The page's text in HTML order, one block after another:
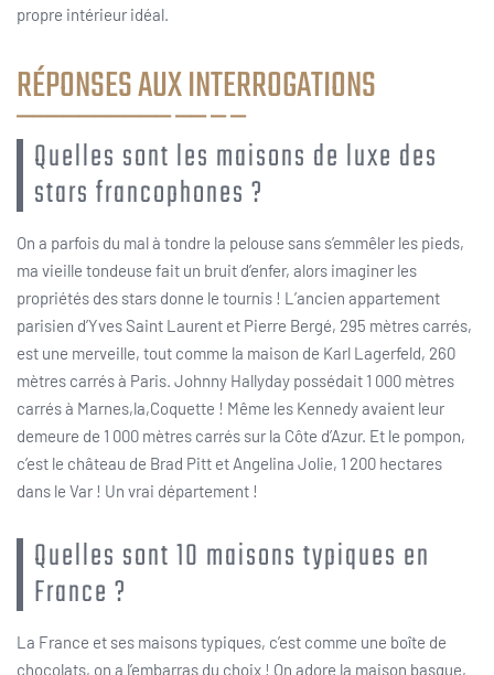
propre intérieur idéal.
RÉPONSES AUX INTERROGATIONS
Quelles sont les maisons de luxe des
stars francophones ?
On a parfois du mal à tondre la pelouse sans s’emmêler les pieds,
ma vieille tondeuse fait un bruit d’enfer, alors imaginer les
propriétés des stars donne le tournis ! L’ancien appartement
parisien d’Yves Saint Laurent et Pierre Bergé, 295 mètres carrés,
est une merveille, tout comme la maison de Karl Lagerfeld, 260
mètres carrés à Paris. Johnny Hallyday possédait 1 000 mètres
carrés à Marnes,la,Coquette ! Même les Kennedy avaient leur
demeure de 1 000 mètres carrés sur la Côte d’Azur. Et le pompon,
c’est le château de Brad Pitt et Angelina Jolie, 1 200 hectares
dans le Var ! Un vrai département !
Quelles sont 10 maisons typiques en
France ?
La France et ses maisons typiques, c’est comme une boîte de
chocolats, on a l’embarras du choix ! On adore la maison basque,